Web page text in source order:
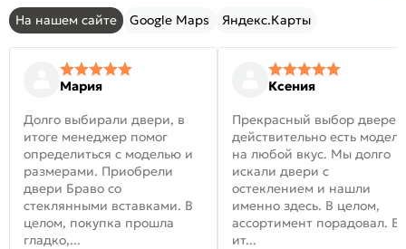
На нашем сайте Google Maps Яндекс.Карты
Мария
Долго выбирали двери, в
итоге менеджер помог
определиться с моделью и
размерами. Приобрели
двери Браво со
стеклянными вставками. В
целом, покупка прошла
гладко,...
Ксения
Прекрасный выбор
действительно есть модели
на любой вкус. Мы долго
искали двери с
остеклением и нашли
именно здесь. В целом,
ассортимент порадовал. В
ит...